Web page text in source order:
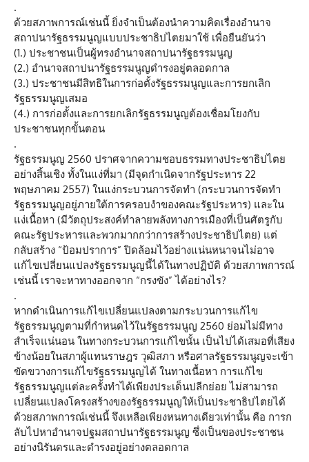
.
ด้วยสภาพการณ์เช่นนี้ ยิ่งจำเป็นต้องนำความคิดเรื่องอำนาจ
สถาปนารัฐธรรมนูญแบบประชาธิปไตยมาใช้ เพื่อยืนยันว่า
(1.) ประชาชนเป็นผู้ทรงอำนาจสถาปนารัฐธรรมนูญ
(2.) อำนาจสถาปนารัฐธรรมนูญดำรงอยู่ตลอดกาล
(3.) ประชาชนมีสิทธิในการก่อตั้งรัฐธรรมนูญและการยกเลิก
รัฐธรรมนูญเสมอ
(4.) การก่อตั้งและการยกเลิกรัฐธรรมนูญต้องเชื่อมโยงกับ
ประชาชนทุกขั้นตอน
.
รัฐธรรมนูญ 2560 ปราศจากความชอบธรรมทางประชาธิปไตย
อย่างสิ้นเชิง ทั้งในแง่ที่มา (มีจุดกำเนิดจากรัฐประหาร 22
พฤษภาคม 2557) ในแง่กระบวนการจัดทำ (กระบวนการจัดทำ
รัฐธรรมนูญอยู่ภายใต้การครอบงำของคณะรัฐประหาร) และใน
แง่เนื้อหา (มีวัตถุประสงค์ทำลายพลังทางการเมืองที่เป็นศัตรูกับ
คณะรัฐประหารและพวกมากกว่าการสร้างประชาธิปไตย) แต่
กลับสร้าง “ป้อมปราการ” ปิดล้อมไว้อย่างแน่นหนาจนไม่อาจ
แก้ไขเปลี่ยนแปลงรัฐธรรมนูญนี้ได้ในทางปฏิบัติ ด้วยสภาพการณ์
เช่นนี้ เราจะหาทางออกจาก “กรงขัง” ได้อย่างไร?
.
หากดำเนินการแก้ไขเปลี่ยนแปลงตามกระบวนการแก้ไข
รัฐธรรมนูญตามที่กำหนดไว้ในรัฐธรรมนูญ 2560 ย่อมไม่มีทาง
สำเร็จแน่นอน ในทางกระบวนการแก้ไขนั้น เป็นไปได้เสมอที่เสียง
ข้างน้อยในสภาผู้แทนราษฎร วุฒิสภา หรือศาลรัฐธรรมนูญจะเข้า
ขัดขวางการแก้ไขรัฐธรรมนูญได้ ในทางเนื้อหา การแก้ไข
รัฐธรรมนูญแต่ละครั้งทำได้เพียงประเด็นปลีกย่อย ไม่สามารถ
เปลี่ยนแปลงโครงสร้างของรัฐธรรมนูญให้เป็นประชาธิปไตยได้
ด้วยสภาพการณ์เช่นนี้ จึงเหลือเพียงหนทางเดียวเท่านั้น คือ การก
ลับไปหาอำนาจปฐมสถาปนารัฐธรรมนูญ ซึ่งเป็นของประชาชน
อย่างนิรันดรและดำรงอยู่อย่างตลอดกาล